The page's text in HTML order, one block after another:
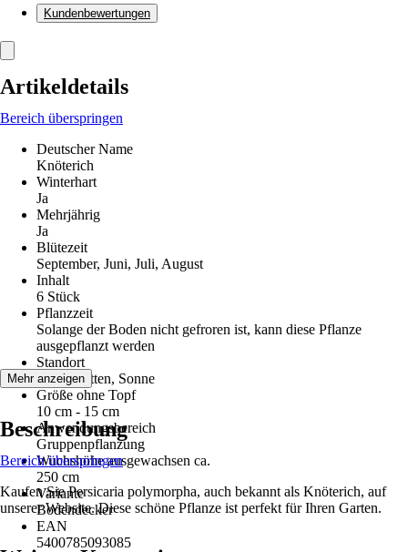
Kundenbewertungen
Artikeldetails
Bereich überspringen
Deutscher Name
Knöterich
Winterhart
Ja
Mehrjährig
Ja
Blütezeit
September, Juni, Juli, August
Inhalt
6 Stück
Pflanzzeit
Solange der Boden nicht gefroren ist, kann diese Pflanze
ausgepflanzt werden
Standort
Halbschatten, Sonne
Größe ohne Topf
10 cm - 15 cm
Anwendungsbereich
Gruppenpflanzung
Wuchshöhe ausgewachsen ca.
250 cm
Variante
Bodendecker
EAN
5400785093085
Mehr anzeigen
Beschreibung
Bereich überspringen
Kaufen Sie Persicaria polymorpha, auch bekannt als Knöterich, auf
unserer Website. Diese schöne Pflanze ist perfekt für Ihren Garten.